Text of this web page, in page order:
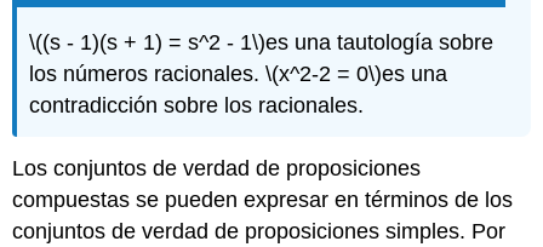
\((s - 1)(s + 1) = s^2 - 1\)es una tautología sobre
los números racionales.\(x^2-2 = 0\)es una
contradicción sobre los racionales.
Los conjuntos de verdad de proposiciones
compuestas se pueden expresar en términos de los
conjuntos de verdad de proposiciones simples. Por